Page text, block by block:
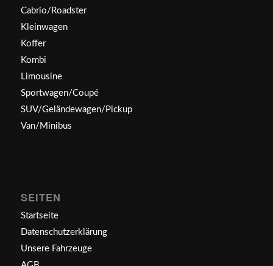
Cabrio/Roadster
Kleinwagen
Koffer
Kombi
Limousine
Sportwagen/Coupé
SUV/Geländewagen/Pickup
Van/Minibus
SEITEN
Startseite
Datenschutzerklärung
Unsere Fahrzeuge